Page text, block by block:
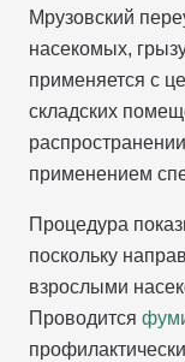
Мрузовский
насекомых,
применяется с
складских
применением
Процедура
поскольку
взрослыми
Проводится